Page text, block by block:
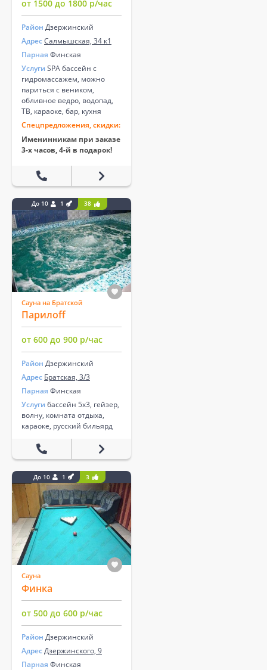
от 1500 до 1800 р/час
Район Дзержинский
АдресСалмышская, 34 к1
Парная Финская
Услуги SPA бассейн с
гидромассажем, можно
париться с веником,
обливное ведро, водопад,
ТВ, караоке, бар, кухня
Спецпредложения, скидки:
Именинникам при заказе
3-х часов, 4-й в подарок!
До 10 1 38
Сауна на Братской
Парилоff
от 600 до 900 р/час
Район Дзержинский
Адрес Братская, 3/3
Парная Финская
Услуги бассейн 5х3, гейзер,
волну, комната отдыха,
караоке, русский бильярд
До 10 1 3
Сауна
Финка
от 500 до 600 р/час
Район Дзержинский
АдресДзержинского, 9
Парная Финская